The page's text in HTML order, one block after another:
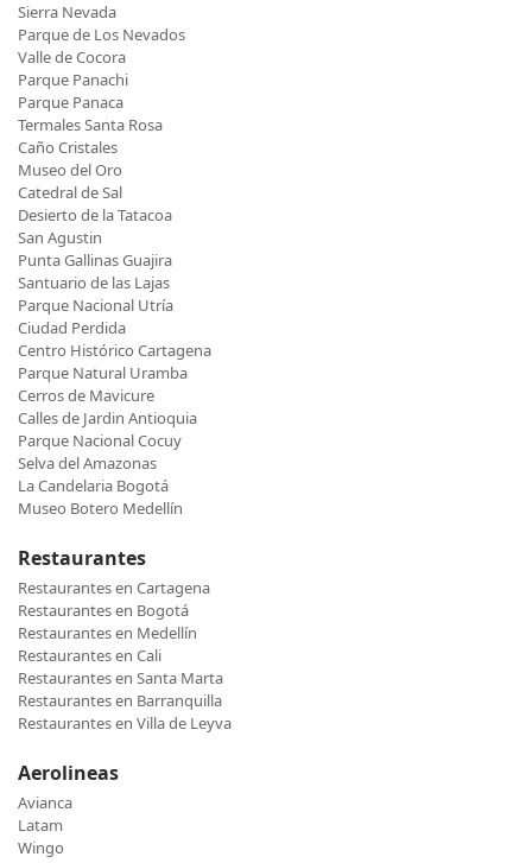
Sierra Nevada
Parque de Los Nevados
Valle de Cocora
Parque Panachi
Parque Panaca
Termales Santa Rosa
Caño Cristales
Museo del Oro
Catedral de Sal
Desierto de la Tatacoa
San Agustin
Punta Gallinas Guajira
Santuario de las Lajas
Parque Nacional Utría
Ciudad Perdida
Centro Histórico Cartagena
Parque Natural Uramba
Cerros de Mavicure
Calles de Jardin Antioquia
Parque Nacional Cocuy
Selva del Amazonas
La Candelaria Bogotá
Museo Botero Medellín
Restaurantes
Restaurantes en Cartagena
Restaurantes en Bogotá
Restaurantes en Medellín
Restaurantes en Cali
Restaurantes en Santa Marta
Restaurantes en Barranquilla
Restaurantes en Villa de Leyva
Aerolineas
Avianca
Latam
Wingo